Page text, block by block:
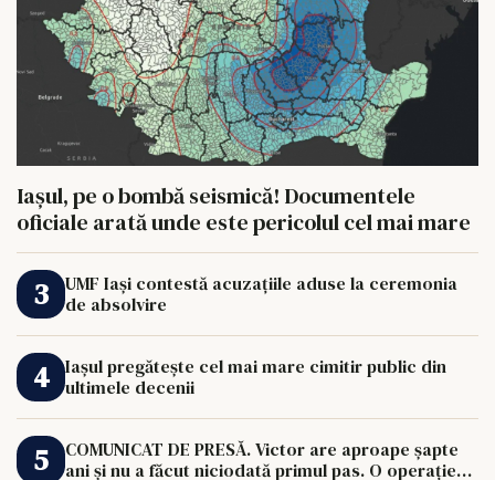
Iașul, pe o bombă seismică! Documentele
oficiale arată unde este pericolul cel mai mare
UMF Iași contestă acuzațiile aduse la ceremonia
de absolvire
Iașul pregătește cel mai mare cimitir public din
ultimele decenii
COMUNICAT DE PRESĂ. Victor are aproape șapte
ani și nu a făcut niciodată primul pas. O operație